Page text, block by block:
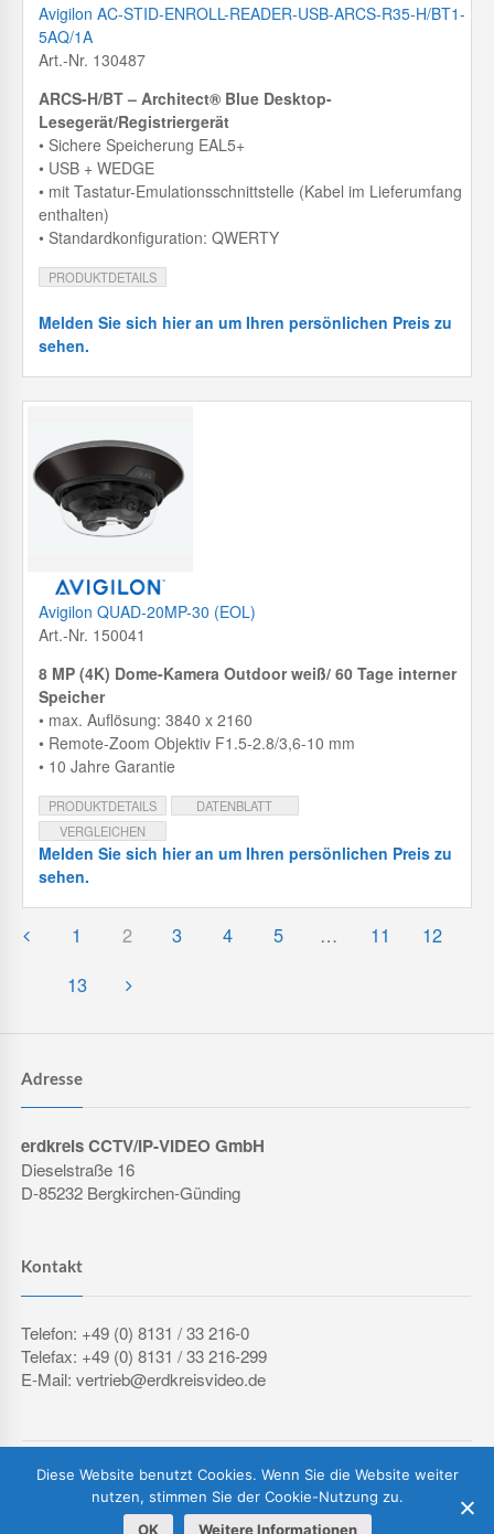
Avigilon AC-STID-ENROLL-READER-USB-ARCS-R35-H/BT1-
5AQ/1A
Art.-Nr. 130487
ARCS-H/BT – Architect® Blue Desktop-
Lesegerät/Registriergerät
• Sichere Speicherung EAL5+
• USB + WEDGE
• mit Tastatur-Emulationsschnittstelle (Kabel im Lieferumfang
enthalten)
• Standardkonfiguration: QWERTY
PRODUKTDETAILS
Melden Sie sich hier an um Ihren persönlichen Preis zu
sehen.
Avigilon QUAD-20MP-30 (EOL)
Art.-Nr. 150041
8 MP (4K) Dome-Kamera Outdoor weiß/ 60 Tage interner
Speicher
• max. Auflösung: 3840 x 2160
• Remote-Zoom Objektiv F1.5-2.8/3,6-10 mm
• 10 Jahre Garantie
PRODUKTDETAILS
DATENBLATT
VERGLEICHEN
Melden Sie sich hier an um Ihren persönlichen Preis zu
sehen.
1 2 3 4 5 … 11
12
13
Adresse
erdkreis CCTV/IP-VIDEO GmbH
Dieselstraße 16
D-85232 Bergkirchen-Günding
Kontakt
Telefon: +49 (0) 8131 / 33 216-0
Telefax: +49 (0) 8131 / 33 216-299
E-Mail: vertrieb@erdkreisvideo.de
IMPRESSUM
DATENSCHUTZERKLÄRUNG AGB
Diese Website benutzt Cookies. Wenn Sie die Website weiter
nutzen, stimmen Sie der Cookie-Nutzung zu.
OK
Weitere Informationen